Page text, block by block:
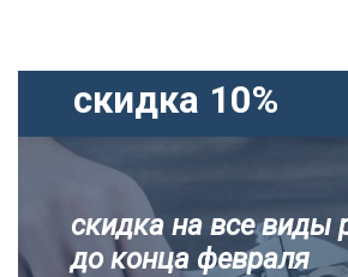
скидка 10%
скидка на все виды
до конца февраля